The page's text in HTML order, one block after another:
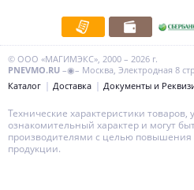
© ООО «МАГИМЭКС», 2000 – 2026 г.
PNEVMO.RU –◉– Москва, Электродная 8
Каталог
Доставка Документы и
Технические характеристики товаров,
ознакомительный характер и могут
производителями с целью повышения
продукции.